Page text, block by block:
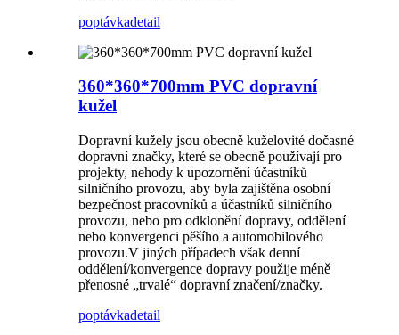
poptávkadetail
360*360*700mm PVC dopravní
kužel
Dopravní kužely jsou obecně kuželovité dočasné
dopravní značky, které se obecně používají pro
projekty, nehody k upozornění účastníků
silničního provozu, aby byla zajištěna osobní
bezpečnost pracovníků a účastníků silničního
provozu, nebo pro odklonění dopravy, oddělení
nebo konvergenci pěšího a automobilového
provozu.V jiných případech však denní
oddělení/konvergence dopravy použije méně
přenosné „trvalé“ dopravní značení/značky.
poptávkadetail